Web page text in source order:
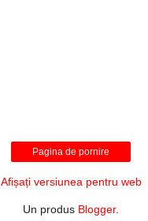
Pagina de pornire
Afișați versiunea pentru web
Un produs Blogger.